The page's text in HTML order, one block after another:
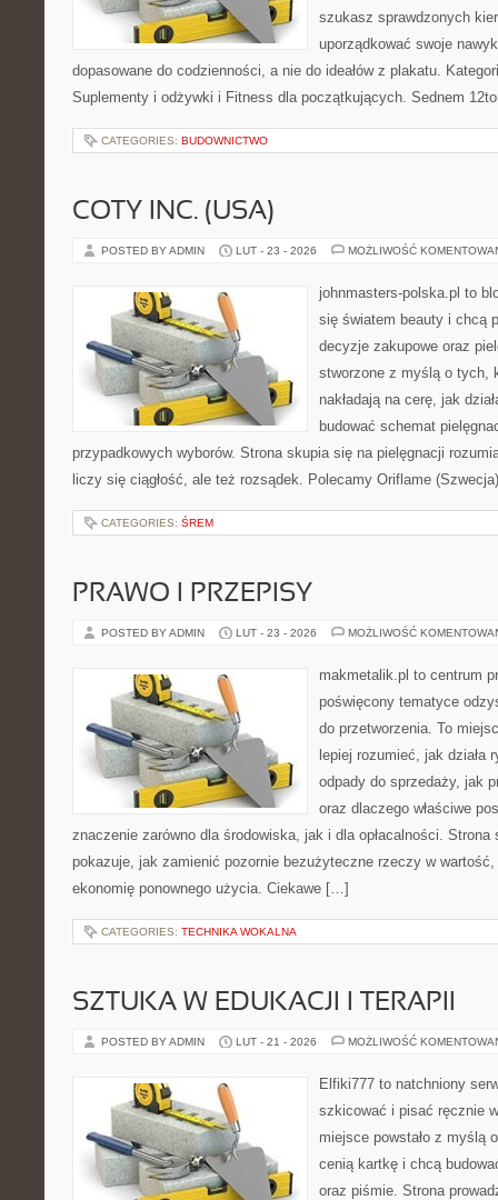
szukasz sprawdzonych
uporządkować swoje
dopasowane do codzienności, a nie do ideałów z plakatu.
Suplementy i odżywki i Fitness dla początkujących. Sednem
CATEGORIES: BUDOWNICTWO
COTY INC. (USA)
POSTED BY ADMIN LUT - 23 - 2026 MOŻLIWOŚĆ
johnmasters-polska.pl to
się światem beauty i chcą
decyzje zakupowe oraz
stworzone z myślą o tych,
nakładają na cerę, jak
budować schemat
przypadkowych wyborów. Strona skupia się na pielęgnacji
liczy się ciągłość, ale też rozsądek. Polecamy Oriflame
CATEGORIES: ŚREM
PRAWO I PRZEPISY
POSTED BY ADMIN LUT - 23 - 2026 MOŻLIWOŚĆ
makmetalik.pl to centrum
poświęcony tematyce
do przetworzenia. To
lepiej rozumieć, jak działa
odpady do sprzedaży, jak
oraz dlaczego właściwe
znaczenie zarówno dla środowiska, jak i dla opłacalności.
pokazuje, jak zamienić pozornie bezużyteczne rzeczy w
ekonomię ponownego użycia. Ciekawe […]
CATEGORIES: TECHNIKA WOKALNA
SZTUKA W EDUKACJI I TERAPII
POSTED BY ADMIN LUT - 21 - 2026 MOŻLIWOŚĆ
Elfiki777 to natchniony
szkicować i pisać ręcznie
miejsce powstało z myślą
cenią kartkę i chcą
oraz piśmie. Strona